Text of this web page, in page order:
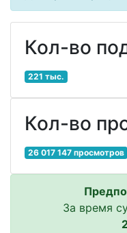
Кол-во
221 тыс.
Кол-во
26 017 147 просмотров
За время